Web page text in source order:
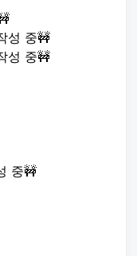
성 중🚧
성 중🚧
중🚧